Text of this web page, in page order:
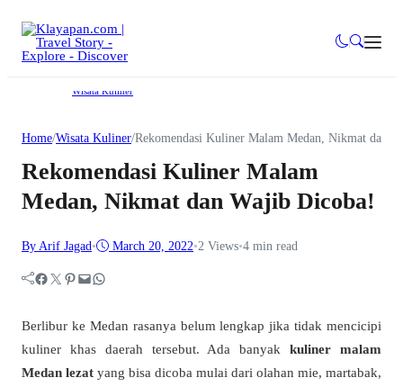
Wisata Kuliner
Home/Wisata Kuliner/Rekomendasi Kuliner Malam Medan, Nikmat dan
Rekomendasi Kuliner Malam
Medan, Nikmat dan Wajib Dicoba!
By Arif Jagad • March 20, 2022•2 Views•4 min read
Facebook Twitter Pinterest Mail WhatsApp
Berlibur ke Medan rasanya belum lengkap jika tidak mencicipi
kuliner khas daerah tersebut. Ada banyakkuliner malam
Medan lezat yang bisa dicoba mulai dari olahan mie, martabak,